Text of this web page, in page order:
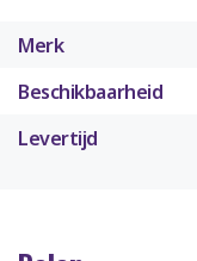
Merk
Beschikbaarheid
Levertijd